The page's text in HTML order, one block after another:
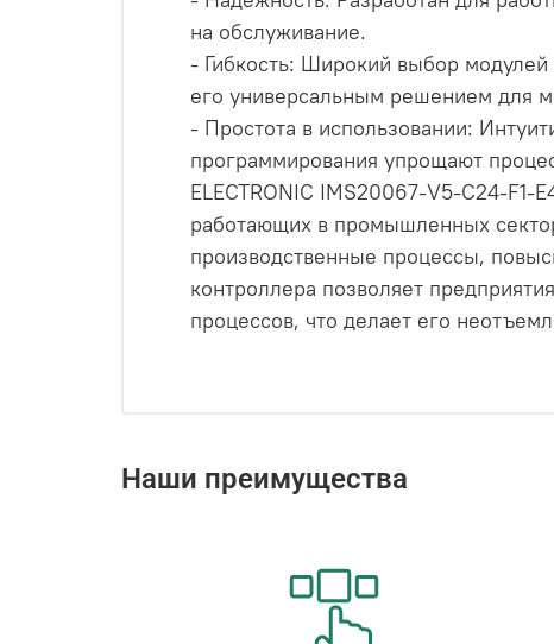
на обслуживание.
- Гибкость: Широкий выбор
его универсальным решением для
- Простота в использовании:
программирования упрощают
ELECTRONIC IMS20067-V5-C24-F1-
работающих в промышленных
производственные процессы,
контроллера позволяет
процессов, что делает его
Наши преимущества